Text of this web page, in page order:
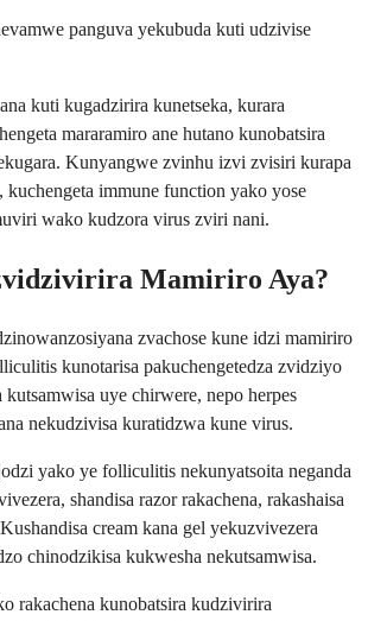
panguva yekubuda kuti udzivise
kuti kugadzirira kunetseka, kurara
mararamiro ane hutano kunobatsira
Kunyangwe zvinhu izvi zvisiri kurapa
kuchengeta immune function yako yose
wako kudzora virus zviri nani.
Mamiriro Aya?
zvachose kune idzi mamiriro
kunotarisa pakuchengetedza zvidziyo
uye chirwere, nepo herpes
nekudzivisa kuratidzwa kune virus.
yako ye folliculitis nekunyatsoita neganda
shandisa razor rakachena, rakashaisa
cream kana gel yekuzvivezera
chinodzikisa kukwesha nekutsamwisa.
rakachena kunobatsira kudzivirira